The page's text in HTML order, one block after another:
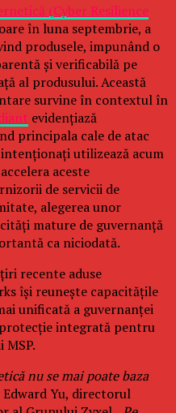
(Cyber Resilience
în luna septembrie, a
produsele, impunând o
și verificabilă pe
al produsului. Această
survine în contextul în
evidențiază
principala cale de atac
utilizează acum
aceste
de servicii de
alegerea unor
mature de guvernanță
ca niciodată.
recente aduse
își reunește capacitățile
unificată a guvernanței
integrată pentru
nu se mai poate baza
Edward Yu, directorul